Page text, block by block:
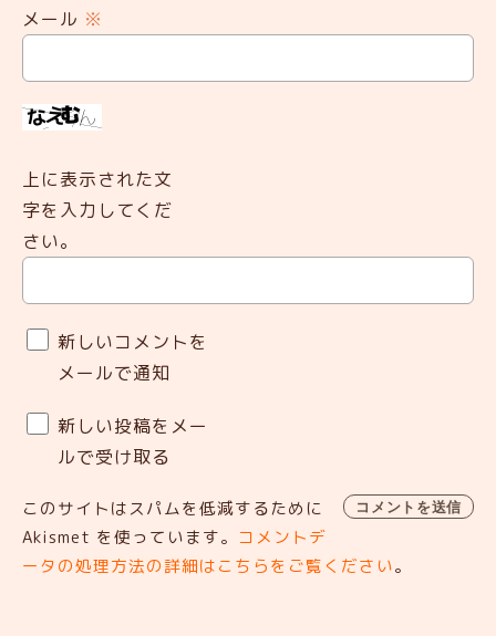
メール ※
上に表示された文
字を入力してくだ
さい。
新しいコメントを
メールで通知
新しい投稿をメー
ルで受け取る
このサイトはスパムを低減するために
Akismet を使っています。 コメントデ
ータの処理方法の詳細はこちらをご覧ください。